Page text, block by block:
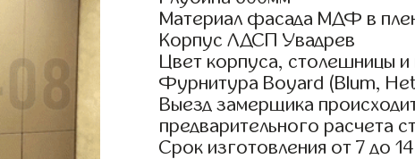
Материал фасада МДФ в
Корпус ЛДСП Увадрев
Цвет корпуса, столешницы
Фурнитура Boyard (Blum,
Выезд замерщика
предварительного расчета
Срок изготовления от 7 до